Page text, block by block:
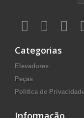
Categorias
Elevadores
Peças
Politica de
Informação